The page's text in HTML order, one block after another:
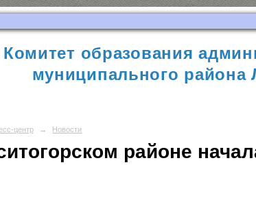
Комитет образования
муниципального района
центр → Новости
районе